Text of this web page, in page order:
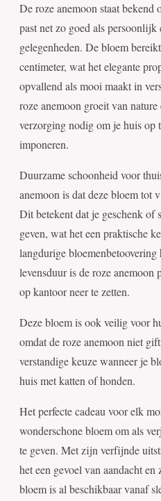
De roze anemoon staat
past net zo goed als persoonlijk
gelegenheden. De bloem
centimeter, wat het elegante
opvallend als mooi maakt in
roze anemoon groeit van
verzorging nodig om je huis op
imponeren.
Duurzame schoonheid voor
anemoon is dat deze bloem
Dit betekent dat je geschenk of
geven, wat het een praktische
langdurige
levensduur is de roze anemoon
op kantoor neer te zetten.
Deze bloem is ook veilig voor
omdat de roze anemoon niet
verstandige keuze wanneer je
huis met katten of honden.
Het perfecte cadeau voor elk
wonderschone bloem om als
te geven. Met zijn verfijnde
het een gevoel van aandacht
bloem is al beschikbaar vanaf